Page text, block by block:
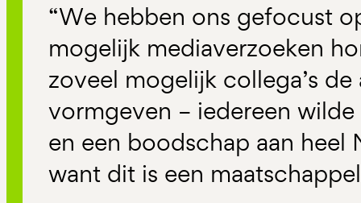
“We hebben ons gefocust
mogelijk mediaverzoeken
zoveel mogelijk collega’s
vormgeven – iedereen
en een boodschap aan heel
want dit is een